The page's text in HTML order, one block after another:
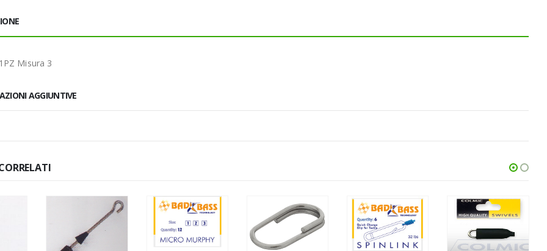
Misura 3
AGGIUNTIVE